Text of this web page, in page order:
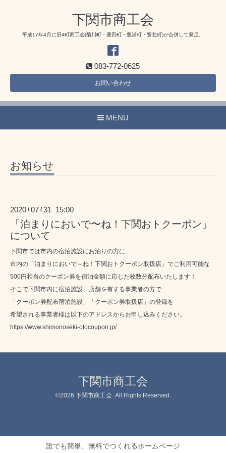
下関市商工会
平成17年4月に旧4町商工会(菊川町・豊田町・豊浦町・豊北町)が合併して発足。
083-772-0625
お問い合わせ
MENU
お知らせ
2020 /07 /31 15:00
「泊まりにおいで〜ね！下関おトクーポン」
について
下関市では市内の宿泊施設にお泊りの方に
市内の「泊まりにおいで～ね！下関おトクーポン取扱店」でご利用可能な
500円相当のクーポン券を宿泊金額に応じた枚数分配布いたします！
そこで下関市内に宿泊施設、店舗を有する事業者の方で
「クーポン券配布宿泊施設」「クーポン券取扱店」の登録を
希望される事業者様は以下のアドレスからお申し込みください。
https://www.shimonoseki-otocoupon.jp/
下関市商工会
©2026 下関市商工会. All Rights Reserved.
誰でも簡単、無料でつくれるホームページ